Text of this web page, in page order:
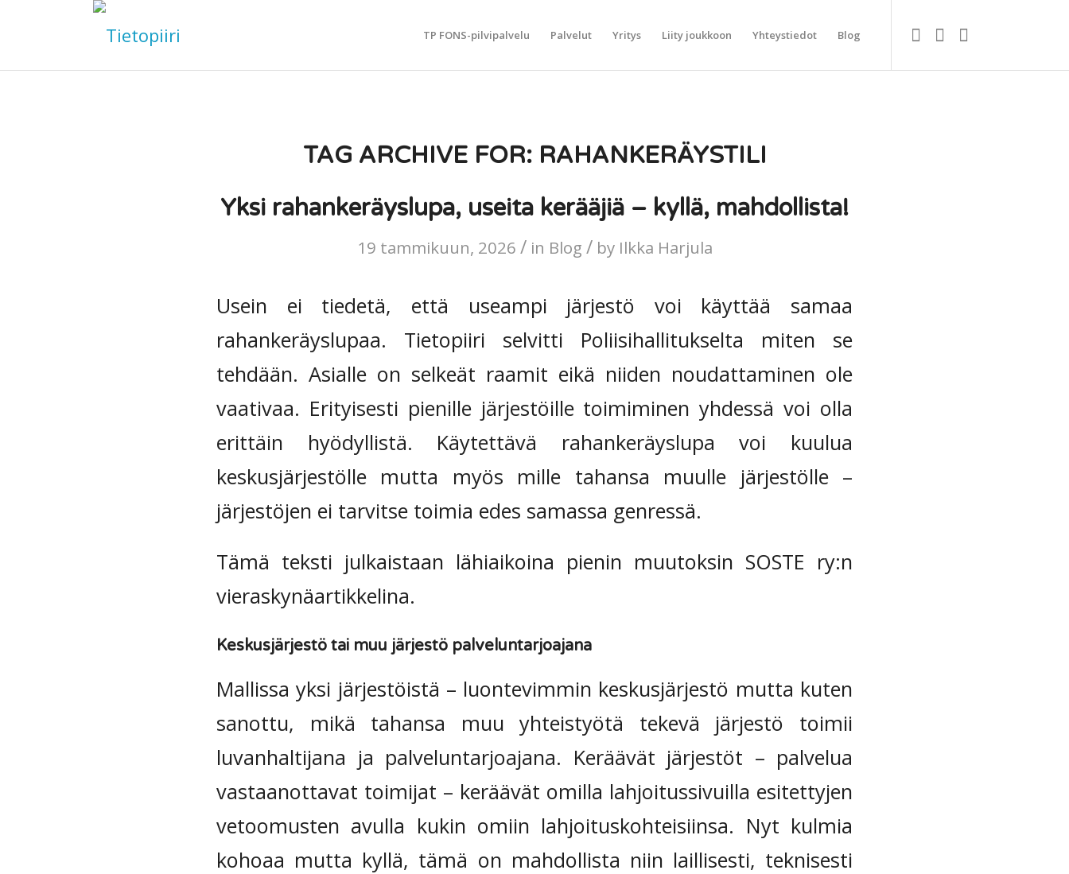
TP FONS-pilvipalvelu Palvelut Yritys Liity joukkoon Yhteystiedot Blog
TAG ARCHIVE FOR: RAHANKERÄYSTILI
Yksi rahankeräyslupa, useita kerääjiä – kyllä, mahdollista!
19 tammikuun, 2026 / in Blog / by Ilkka Harjula
Usein ei tiedetä, että useampi järjestö voi käyttää samaa
rahankeräyslupaa. Tietopiiri selvitti Poliisihallitukselta miten se
tehdään. Asialle on selkeät raamit eikä niiden noudattaminen ole
vaativaa. Erityisesti pienille järjestöille toimiminen yhdessä voi olla
erittäin hyödyllistä. Käytettävä rahankeräyslupa voi kuulua
keskusjärjestölle mutta myös mille tahansa muulle järjestölle –
järjestöjen ei tarvitse toimia edes samassa genressä.
Tämä teksti julkaistaan lähiaikoina pienin muutoksin SOSTE ry:n
vieraskynäartikkelina.
Keskusjärjestö tai muu järjestö palveluntarjoajana
Mallissa yksi järjestöistä – luontevimmin keskusjärjestö mutta kuten
sanottu, mikä tahansa muu yhteistyötä tekevä järjestö toimii
luvanhaltijana ja palveluntarjoajana. Keräävät järjestöt – palvelua
vastaanottavat toimijat – keräävät omilla lahjoitussivuilla esitettyjen
vetoomusten avulla kukin omiin lahjoituskohteisiinsa. Nyt kulmia
kohoaa mutta kyllä, tämä on mahdollista niin laillisesti, teknisesti